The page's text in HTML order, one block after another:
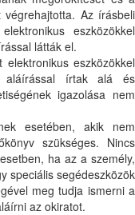
Az írásbeli
eszközökkel
látták el.
eszközökkel
aláírással írtak alá és
igazolása nem
esetében, akik nem
szükséges. Nincs
ha az a személy,
speciális segédeszközök
meg tudja ismerni a
az okiratot.